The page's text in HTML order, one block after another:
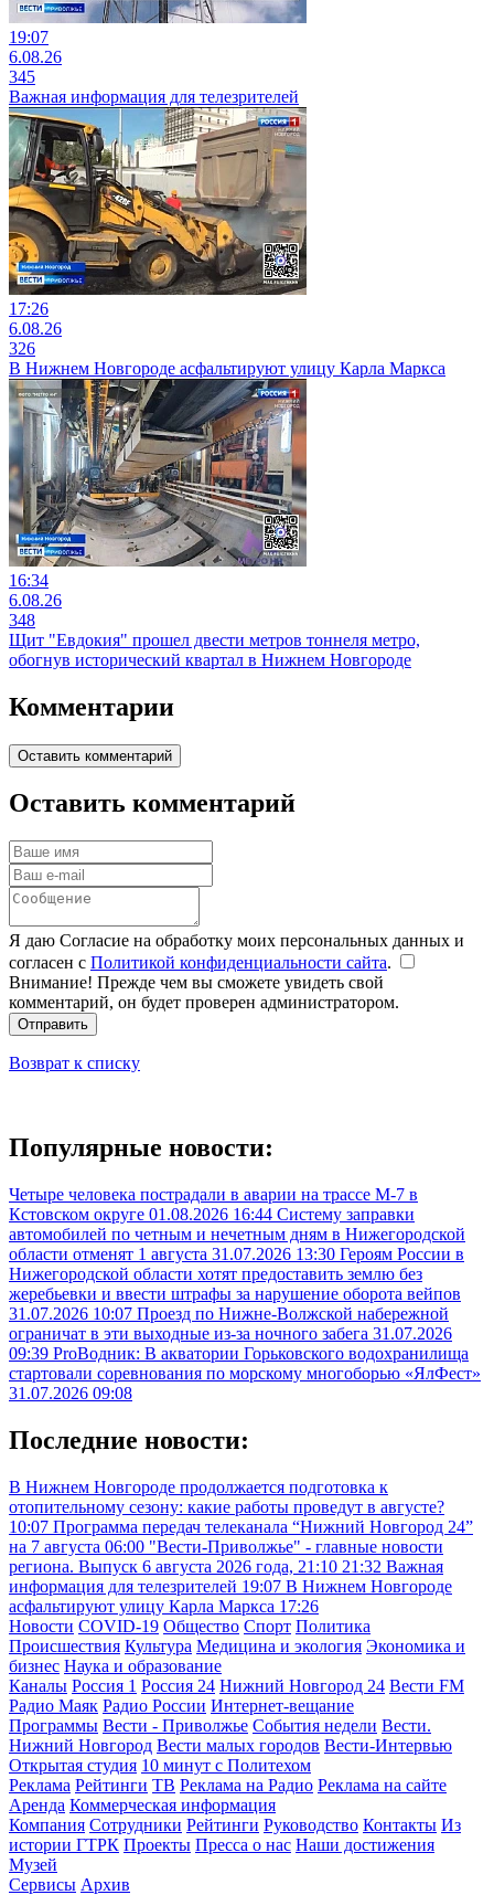
19:07
6.08.26
345
Важная информация для телезрителей
17:26
6.08.26
326
В Нижнем Новгороде асфальтируют улицу Карла Маркса
16:34
6.08.26
348
Щит "Евдокия" прошел двести метров тоннеля метро,
обогнув исторический квартал в Нижнем Новгороде
Комментарии
Оставить комментарий
Оставить комментарий
Я даю Согласие на обработку моих персональных данных и
согласен с Политикой конфиденциальности сайта.
Внимание! Прежде чем вы сможете увидеть свой
комментарий, он будет проверен администратором.
Отправить
Возврат к списку
Популярные новости:
Четыре человека пострадали в аварии на трассе М-7 в
Кстовском округе 01.08.2026 16:44 Систему заправки
автомобилей по четным и нечетным дням в Нижегородской
области отменят 1 августа 31.07.2026 13:30 Героям России в
Нижегородской области хотят предоставить землю без
жеребьевки и ввести штрафы за нарушение оборота вейпов
31.07.2026 10:07 Проезд по Нижне-Волжской набережной
ограничат в эти выходные из-за ночного забега 31.07.2026
09:39 ProВодник: В акватории Горьковского водохранилища
стартовали соревнования по морскому многоборью «ЯлФест»
31.07.2026 09:08
Последние новости:
В Нижнем Новгороде продолжается подготовка к
отопительному сезону: какие работы проведут в августе?
10:07 Программа передач телеканала “Нижний Новгород 24”
на 7 августа 06:00 "Вести-Приволжье" - главные новости
региона. Выпуск 6 августа 2026 года, 21:10 21:32 Важная
информация для телезрителей 19:07 В Нижнем Новгороде
асфальтируют улицу Карла Маркса 17:26
Новости COVID-19 Общество Спорт Политика
Происшествия Культура Медицина и экология Экономика и
бизнес Наука и образование
Каналы Россия 1 Россия 24 Нижний Новгород 24 Вести FM
Радио Маяк Радио России Интернет-вещание
Программы Вести - Приволжье События недели Вести.
Нижний Новгород Вести малых городов Вести-Интервью
Открытая студия 10 минут с Политехом
Реклама Рейтинги ТВ Реклама на Радио Реклама на сайте
Аренда Коммерческая информация
Компания Сотрудники Рейтинги Руководство Контакты Из
истории ГТРК Проекты Пресса о нас Наши достижения
Музей
Сервисы Архив